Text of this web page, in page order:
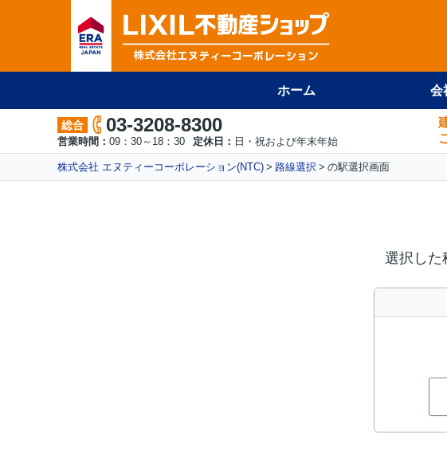
ホーム 会
総合 03-3208-8300
営業時間： 09：30～18：30 定休日： 日・祝および年末年始
株式会社 エヌティーコーポレーション(NTC) 路線選択 の駅選択画面
選択した